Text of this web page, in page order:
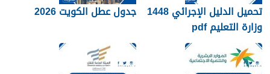
تحميل الدليل الإجرائي 1448
وزارة التعليم pdf
جدول عطل الكويت 2026